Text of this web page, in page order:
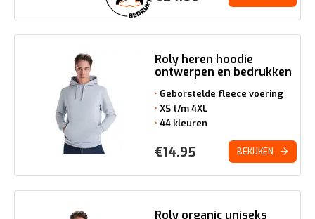
Roly heren hoodie
ontwerpen en bedrukken
Geborstelde fleece voering
XS t/m 4XL
44 kleuren
€14.95 BEKIJKEN
Roly organic uniseks